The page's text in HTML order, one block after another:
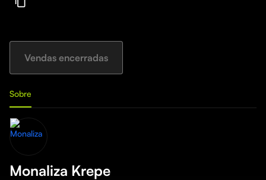
Vendas encerradas
Sobre
Monaliza Krepe